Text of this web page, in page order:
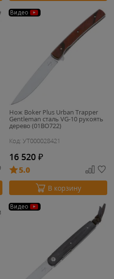
Видео
Нож Boker Plus Urban Trapper
Gentleman сталь VG-10 рукоять
дерево (01BO722)
Код: УТ000028421
16 520 ₽
5.0
В корзину
Видео